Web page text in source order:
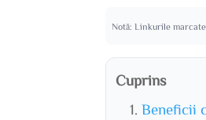
Notă: Linkurile
Cuprins
Beneficii